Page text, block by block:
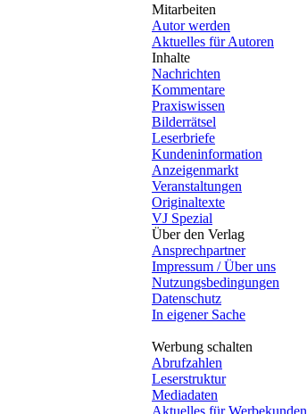
Mitarbeiten
Autor werden
Aktuelles für Autoren
Inhalte
Nachrichten
Kommentare
Praxiswissen
Bilderrätsel
Leserbriefe
Kundeninformation
Anzeigenmarkt
Veranstaltungen
Originaltexte
VJ Spezial
Über den Verlag
Ansprechpartner
Impressum / Über uns
Nutzungsbedingungen
Datenschutz
In eigener Sache
Werbung schalten
Abrufzahlen
Leserstruktur
Mediadaten
Aktuelles für Werbekunden